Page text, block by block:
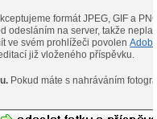
formát JPEG, GIF a
odesláním na server, takže
Musíte však mít ve svém prohlížeči povolen
již vloženého příspěvku.